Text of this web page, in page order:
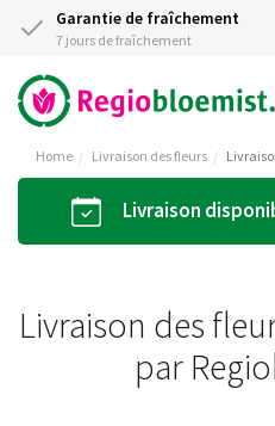
Garantie de fraîchement
7 jours de fraîchement
Home Livraison des fleurs
Livraison
Livraison des
par